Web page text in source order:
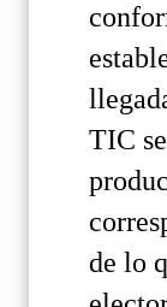
TIC
de lo